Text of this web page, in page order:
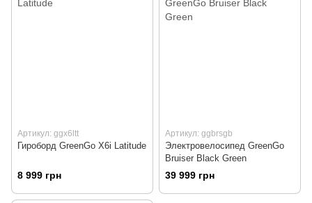
Артикул: ggx6ltt
Гироборд GreenGo X6i Latitude
8 999 грн
Артикул: ggbrsgb
Электровелосипед GreenGo
Bruiser Black Green
39 999 грн